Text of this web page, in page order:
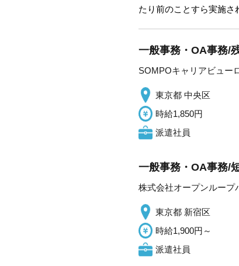
たり前のことすら実施さ
一般事務・OA事務/
SOMPOキャリアビュー
東京都 中央区
時給1,850円
派遣社員
一般事務・OA事務/
株式会社オープンループ
東京都 新宿区
時給1,900円～
派遣社員